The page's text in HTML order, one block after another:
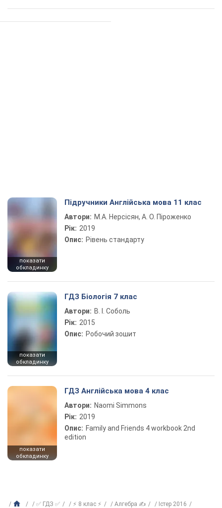
показати
обкладинку
Підручники Англійська мова 11 клас
Автори: М.А. Нерсісян, А. О. Піроженко
Рік: 2019
Опис: Рівень стандарту
показати
обкладинку
ГДЗ Біологія 7 клас
Автори: В. І. Соболь
Рік: 2015
Опис: Робочий зошит
показати
обкладинку
ГДЗ Англійська мова 4 клас
Автори: Naomi Simmons
Рік: 2019
Опис: Family and Friends 4 workbook 2nd
edition
✅ ГДЗ ✅ ⚡ 8 клас ⚡ Алгебра ✍
Істер 2016